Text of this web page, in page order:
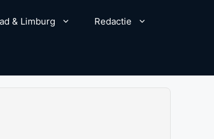
& Limburg Redactie